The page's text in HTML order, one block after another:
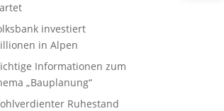
investiert
in Alpen
Informationen zum
„Bauplanung“
Ruhestand